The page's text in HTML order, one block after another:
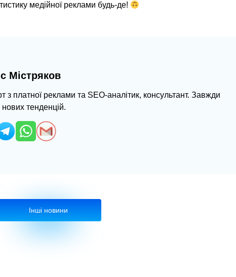
медійної реклами будь-де!
Містряков
з платної реклами та SEO-аналітик, консультант. Завжди
нових тенденцій.
Інші новини